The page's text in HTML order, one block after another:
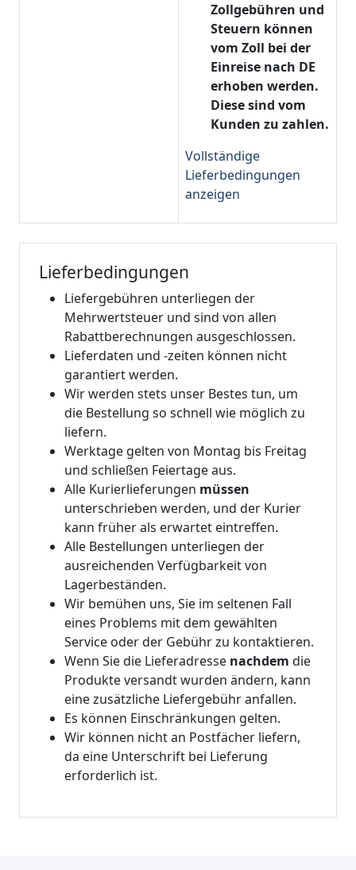
Zollgebühren und
Steuern können
vom Zoll bei der
Einreise nach DE
erhoben werden.
Diese sind vom
Kunden zu zahlen.
Vollständige
Lieferbedingungen
anzeigen
Lieferbedingungen
Liefergebühren unterliegen der
Mehrwertsteuer und sind von allen
Rabattberechnungen ausgeschlossen.
Lieferdaten und -zeiten können nicht
garantiert werden.
Wir werden stets unser Bestes tun, um
die Bestellung so schnell wie möglich zu
liefern.
Werktage gelten von Montag bis Freitag
und schließen Feiertage aus.
Alle Kurierlieferungen müssen
unterschrieben werden, und der Kurier
kann früher als erwartet eintreffen.
Alle Bestellungen unterliegen der
ausreichenden Verfügbarkeit von
Lagerbeständen.
Wir bemühen uns, Sie im seltenen Fall
eines Problems mit dem gewählten
Service oder der Gebühr zu kontaktieren.
Wenn Sie die Lieferadresse nachdem die
Produkte versandt wurden ändern, kann
eine zusätzliche Liefergebühr anfallen.
Es können Einschränkungen gelten.
Wir können nicht an Postfächer liefern,
da eine Unterschrift bei Lieferung
erforderlich ist.